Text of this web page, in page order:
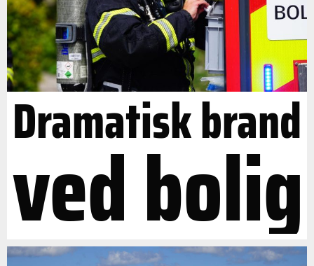
Dramatisk brand
ved bolig